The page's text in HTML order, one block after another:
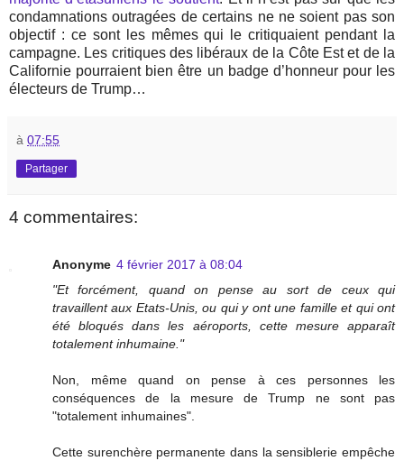
condamnations outragées de certains ne ne soient pas son
objectif : ce sont les mêmes qui le critiquaient pendant la
campagne. Les critiques des libéraux de la Côte Est et de la
Californie pourraient bien être un badge d’honneur pour les
électeurs de Trump…
à 07:55
Partager
4 commentaires:
Anonyme 4 février 2017 à 08:04
"Et forcément, quand on pense au sort de ceux qui
travaillent aux Etats-Unis, ou qui y ont une famille et qui ont
été bloqués dans les aéroports, cette mesure apparaît
totalement inhumaine."
Non, même quand on pense à ces personnes les
conséquences de la mesure de Trump ne sont pas
"totalement inhumaines".
Cette surenchère permanente dans la sensiblerie empêche